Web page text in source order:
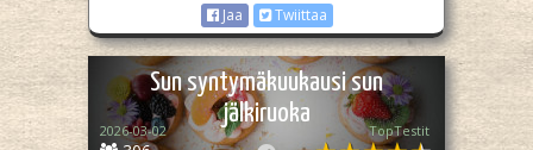
Jaa
Twiittaa
Sun syntymäkuukausi sun
jälkiruoka
2026-03-02 TopTestit